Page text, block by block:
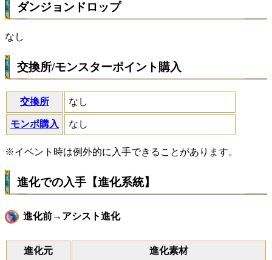
ダンジョンドロップ
なし
交換所/モンスターポイント購入
交換所 なし
モンポ購入 なし
※イベント時は例外的に入手できることがあります。
進化での入手【進化系統】
進化前→アシスト進化
進化元 進化素材